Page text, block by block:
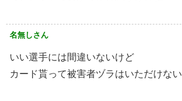
名無しさん
いい選手には間違いないけど
カード貰って被害者ヅラはいただけない